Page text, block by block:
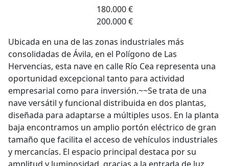
180.000 €
200.000 €
Ubicada en una de las zonas industriales más
consolidadas de Ávila, en el Polígono de Las
Hervencias, esta nave en calle Río Cea representa una
oportunidad excepcional tanto para actividad
empresarial como para inversión.~~Se trata de una
nave versátil y funcional distribuida en dos plantas,
diseñada para adaptarse a múltiples usos. En la planta
baja encontramos un amplio portón eléctrico de gran
tamaño que facilita el acceso de vehículos industriales
y mercancías. El espacio principal destaca por su